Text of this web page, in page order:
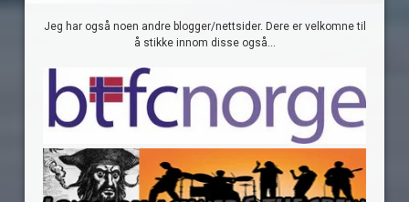
Jeg har også noen andre blogger/nettsider. Dere er velkomne til
å stikke innom disse også...